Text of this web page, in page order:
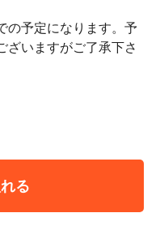
の予定になります。予
ざいますがご了承下さ
る